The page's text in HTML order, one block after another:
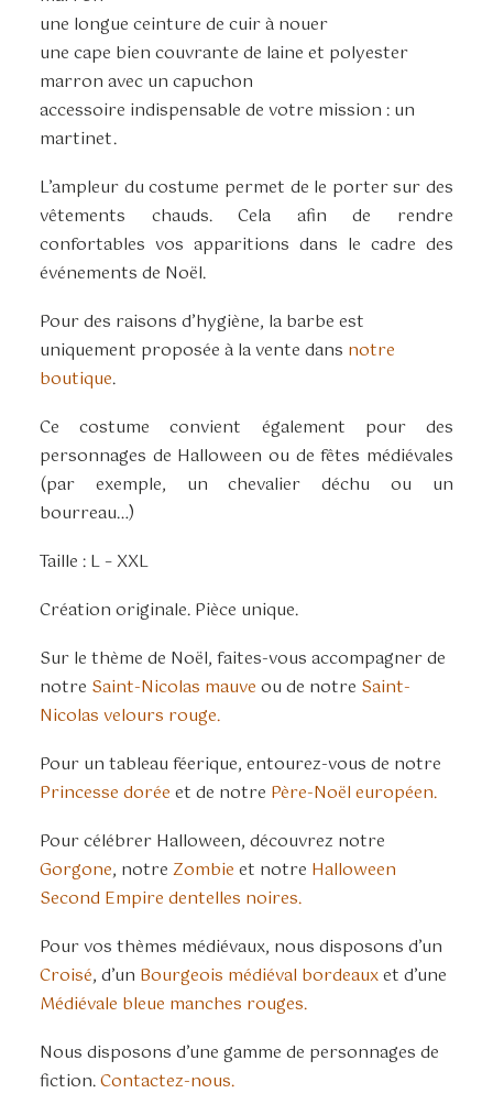
une longue ceinture de cuir à nouer
une cape bien couvrante de laine et polyester
marron avec un capuchon
accessoire indispensable de votre mission : un
martinet.
L’ampleur du costume permet de le porter sur des
vêtements chauds. Cela afin de rendre
confortables vos apparitions dans le cadre des
événements de Noël.
Pour des raisons d’hygiène, la barbe est
uniquement proposée à la vente dans notre
boutique.
Ce costume convient également pour des
personnages de Halloween ou de fêtes médiévales
(par exemple, un chevalier déchu ou un
bourreau…)
Taille : L – XXL
Création originale. Pièce unique.
Sur le thème de Noël, faites-vous accompagner de
notre Saint-Nicolas mauve ou de notre Saint-
Nicolas velours rouge.
Pour un tableau féerique, entourez-vous de notre
Princesse dorée et de notre Père-Noël européen.
Pour célébrer Halloween, découvrez notre
Gorgone, notre Zombie et notre Halloween
Second Empire dentelles noires.
Pour vos thèmes médiévaux, nous disposons d’un
Croisé, d’un Bourgeois médiéval bordeauxet d’une
Médiévale bleue manches rouges.
Nous disposons d’une gamme de personnages de
fiction.Contactez-nous.